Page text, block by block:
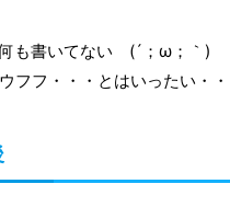
も書いてない (´；ω；｀)
フフ・・・とはいったい・・